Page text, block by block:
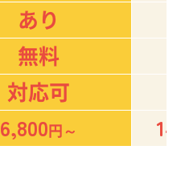
あり
無料
対応可
6,800円～